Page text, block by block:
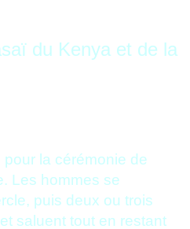
du Kenya et de la
la cérémonie de
Les hommes se
puis deux ou trois
saluent tout en restant